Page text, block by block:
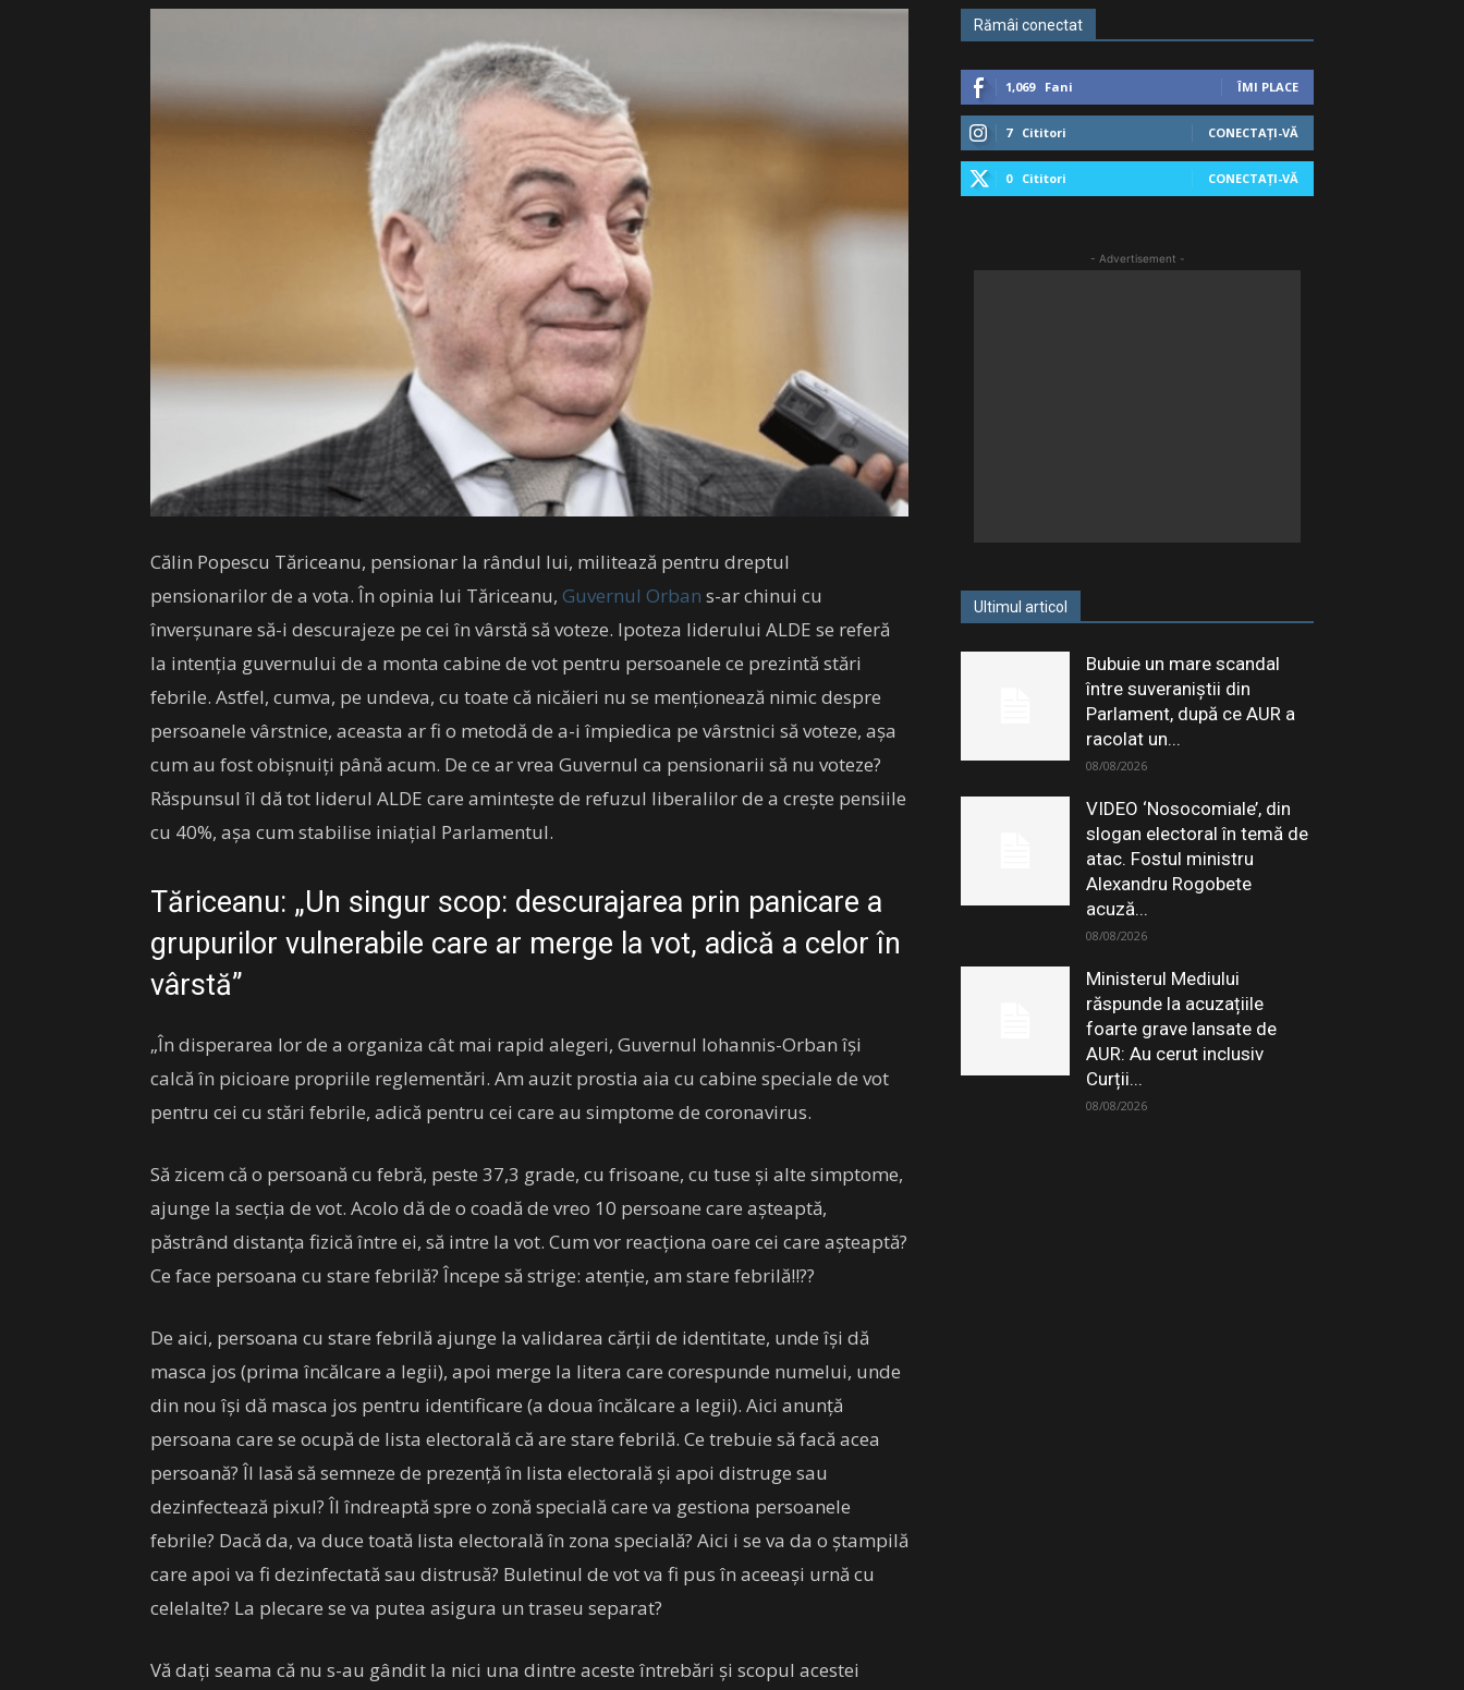
Călin Popescu Tăriceanu, pensionar la rândul lui, militează pentru dreptul
pensionarilor de a vota. În opinia lui Tăriceanu, Guvernul Orban s-ar chinui cu
înverșunare să-i descurajeze pe cei în vârstă să voteze. Ipoteza liderului ALDE se referă
la intenția guvernului de a monta cabine de vot pentru persoanele ce prezintă stări
febrile. Astfel, cumva, pe undeva, cu toate că nicăieri nu se menționează nimic despre
persoanele vârstnice, aceasta ar fi o metodă de a-i împiedica pe vârstnici să voteze, așa
cum au fost obișnuiți până acum. De ce ar vrea Guvernul ca pensionarii să nu voteze?
Răspunsul îl dă tot liderul ALDE care amintește de refuzul liberalilor de a crește pensiile
cu 40%, așa cum stabilise iniațial Parlamentul.
Tăriceanu: „Un singur scop: descurajarea prin panicare a
grupurilor vulnerabile care ar merge la vot, adică a celor în
vârstă”
„În disperarea lor de a organiza cât mai rapid alegeri, Guvernul Iohannis-Orban își
calcă în picioare propriile reglementări. Am auzit prostia aia cu cabine speciale de vot
pentru cei cu stări febrile, adică pentru cei care au simptome de coronavirus.
Să zicem că o persoană cu febră, peste 37,3 grade, cu frisoane, cu tuse și alte simptome,
ajunge la secția de vot. Acolo dă de o coadă de vreo 10 persoane care așteaptă,
păstrând distanța fizică între ei, să intre la vot. Cum vor reacționa oare cei care așteaptă?
Ce face persoana cu stare febrilă? Începe să strige: atenție, am stare febrilă!!??
De aici, persoana cu stare febrilă ajunge la validarea cărții de identitate, unde își dă
masca jos (prima încălcare a legii), apoi merge la litera care corespunde numelui, unde
din nou își dă masca jos pentru identificare (a doua încălcare a legii). Aici anunță
persoana care se ocupă de lista electorală că are stare febrilă. Ce trebuie să facă acea
persoană? Îl lasă să semneze de prezență în lista electorală și apoi distruge sau
dezinfectează pixul? Îl îndreaptă spre o zonă specială care va gestiona persoanele
febrile? Dacă da, va duce toată lista electorală în zona specială? Aici i se va da o ștampilă
care apoi va fi dezinfectată sau distrusă? Buletinul de vot va fi pus în aceeași urnă cu
celelalte? La plecare se va putea asigura un traseu separat?
Vă dați seama că nu s-au gândit la nici una dintre aceste întrebări și scopul acestei
Rămâi conectat
1,069 Fani ÎMI PLACE
7 Cititori CONECTAȚI-VĂ
0 Cititori CONECTAȚI-VĂ
- Advertisement -
Ultimul articol
Bubuie un mare scandal
între suveraniștii din
Parlament, după ce AUR a
racolat un...
08/08/2026
VIDEO ‘Nosocomiale’, din
slogan electoral în temă de
atac. Fostul ministru
Alexandru Rogobete
acuză...
08/08/2026
Ministerul Mediului
răspunde la acuzațiile
foarte grave lansate de
AUR: Au cerut inclusiv
Curții...
08/08/2026